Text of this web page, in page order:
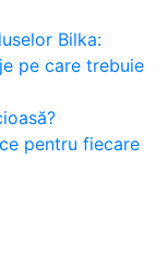
Bilka:
pe care trebuie
pentru fiecare